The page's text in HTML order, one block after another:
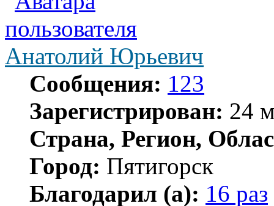
Анатолий Юрьевич
Сообщения: 123
Зарегистрирован: 24
Страна, Регион,
Город: Пятигорск
Благодарил (а): 16 раз